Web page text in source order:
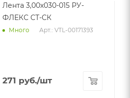
Лента 3,00х030-015 РУ-
ФЛЕКС СТ-СК
Много Арт.: VTL-00171393
271 руб./шт